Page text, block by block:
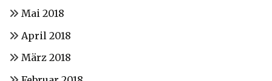
Mai 2018
April 2018
März 2018